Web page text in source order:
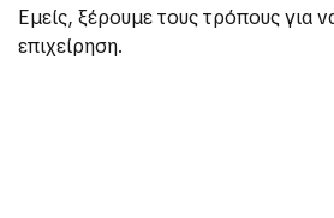
Εμείς, ξέρουμε τους τρόπους για
επιχείρηση.